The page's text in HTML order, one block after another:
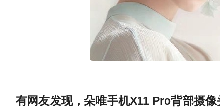
有网友发现，朵唯手机X11 Pro背部摄